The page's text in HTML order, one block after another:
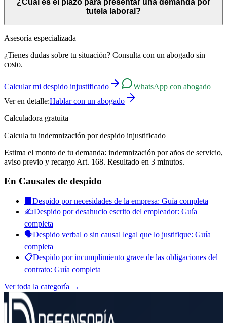
embargo, la Inspección no puede obligar al empleador a pagar; solo
puede intentar una mediación.
¿Cuál es el plazo para presentar una demanda por
tutela laboral?
El plazo es el mismo que para el despido injustificado: 60 días
trabajador presenta un reclamo ante la Dirección del Trabajo, pero
en ningún caso podrá exceder los 90 días hábiles.
Asesoría especializada
¿Tienes dudas sobre tu situación? Consulta con un abogado sin
costo.
Calcular mi despido injustificado
WhatsApp con abogado
Ver en detalle:Hablar con un abogado
Calculadora gratuita
Calcula tu indemnización por despido injustificado
Estima el monto de tu demanda: indemnización por años de servicio,
aviso previo y recargo Art. 168. Resultado en 3 minutos.
En Causales de despido
🏢 Despido por necesidades de la empresa: Guía completa
✍️Despido por desahucio escrito del empleador: Guía
completa
🗣️Despido verbal o sin causal legal que lo justifique: Guía
completa
📋Despido por incumplimiento grave de las obligaciones del
contrato: Guía completa
Ver toda la categoría →